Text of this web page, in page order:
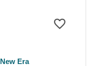
New Era